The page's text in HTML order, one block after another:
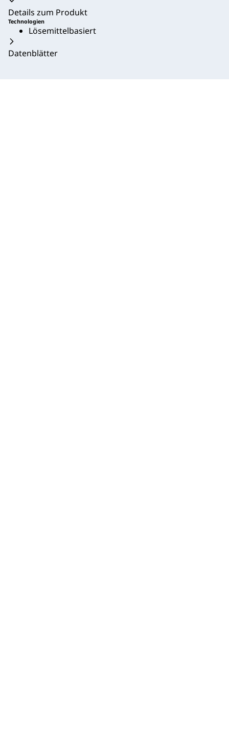
Details zum Produkt
Technologien
Lösemittelbasiert
Datenblätter